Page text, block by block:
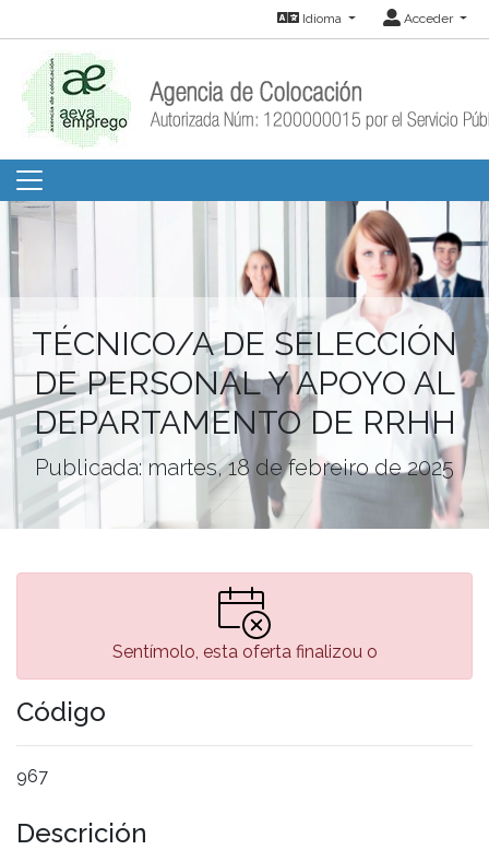
Idioma Acceder
TÉCNICO/A DE SELECCIÓN
DE PERSONAL Y APOYO AL
DEPARTAMENTO DE RRHH
Publicada: martes, 18 de febreiro de 2025
Sentímolo, esta oferta finalizou o
Código
967
Descrición